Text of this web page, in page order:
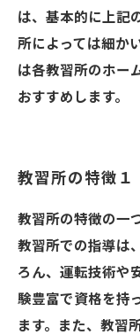
は、基本的に上記
所によっては細か
は各教習所のホー
おすすめします。
教習所の特徴１
教習所の特徴の一
教習所での指導は
ろん、運転技術や
験豊富で資格を持
ます。また、教習